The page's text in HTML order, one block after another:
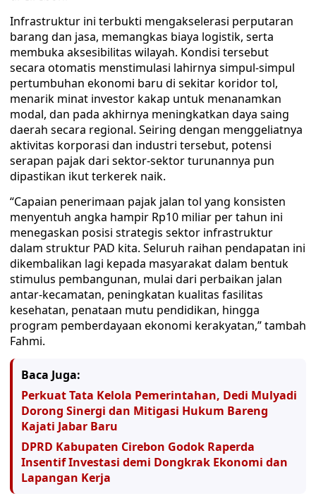
Infrastruktur ini terbukti mengakselerasi perputaran
barang dan jasa, memangkas biaya logistik, serta
membuka aksesibilitas wilayah. Kondisi tersebut
secara otomatis menstimulasi lahirnya simpul-simpul
pertumbuhan ekonomi baru di sekitar koridor tol,
menarik minat investor kakap untuk menanamkan
modal, dan pada akhirnya meningkatkan daya saing
daerah secara regional. Seiring dengan menggeliatnya
aktivitas korporasi dan industri tersebut, potensi
serapan pajak dari sektor-sektor turunannya pun
dipastikan ikut terkerek naik.
“Capaian penerimaan pajak jalan tol yang konsisten
menyentuh angka hampir Rp10 miliar per tahun ini
menegaskan posisi strategis sektor infrastruktur
dalam struktur PAD kita. Seluruh raihan pendapatan ini
dikembalikan lagi kepada masyarakat dalam bentuk
stimulus pembangunan, mulai dari perbaikan jalan
antar-kecamatan, peningkatan kualitas fasilitas
kesehatan, penataan mutu pendidikan, hingga
program pemberdayaan ekonomi kerakyatan,” tambah
Fahmi.
Baca Juga:
Perkuat Tata Kelola Pemerintahan, Dedi Mulyadi
Dorong Sinergi dan Mitigasi Hukum Bareng
Kajati Jabar Baru
DPRD Kabupaten Cirebon Godok Raperda
Insentif Investasi demi Dongkrak Ekonomi dan
Lapangan Kerja